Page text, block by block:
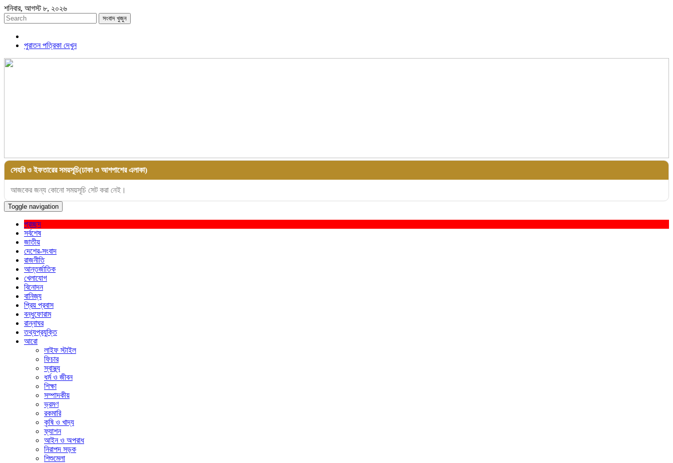
শনিবার, আগস্ট ৮, ২০২৬
সংবাদ খুজুন
পুরাতন পত্রিকা দেখুন
সেহরি ও ইফতারের সময়সূচি(ঢাকা ও আশপাশের এলাকা)
আজকের জন্য কোনো সময়সূচি সেট করা নেই।
Toggle navigation
প্রচ্ছদ
সর্বশেষ
জাতীয়
দেশের-সংবাদ
রাজনীতি
আন্তর্জাতিক
খেলাযোগ
বিনোদন
বানিজ্য
প্রিয় প্রবাস
বন্ধুফোরাম
রান্নাঘর
তথ্যপ্রযুক্তি
আরো
লাইফ স্টাইল
ফিচার
স্বাস্থ্য
ধর্ম ও জীবন
শিক্ষা
সম্পাদকীয়
ভ্রমণ
রকমারি
কৃষি ও খাদ্য
ফ্যাশন
আইন ও অপরাধ
নিরাপদ সড়ক
শিশুমেলা